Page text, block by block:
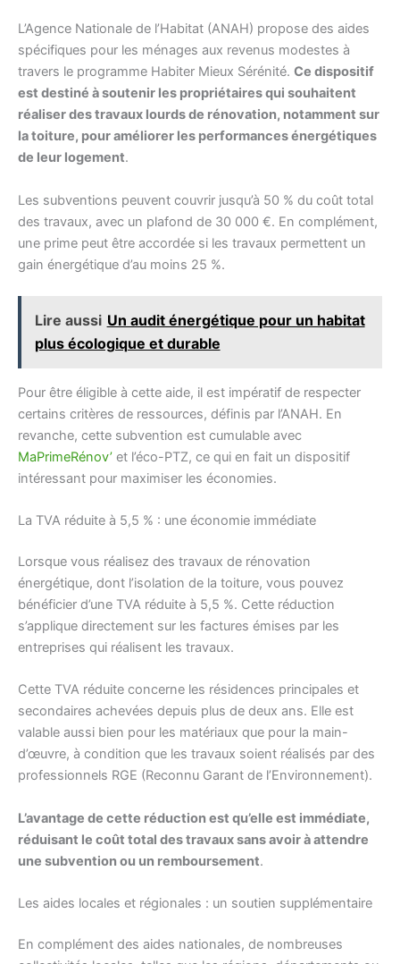
L’Agence Nationale de l’Habitat (ANAH) propose des aides
spécifiques pour les ménages aux revenus modestes à
travers le programme Habiter Mieux Sérénité. Ce dispositif
est destiné à soutenir les propriétaires qui souhaitent
réaliser des travaux lourds de rénovation, notamment sur
la toiture, pour améliorer les performances énergétiques
de leur logement.
Les subventions peuvent couvrir jusqu’à 50 % du coût total
des travaux, avec un plafond de 30 000 €. En complément,
une prime peut être accordée si les travaux permettent un
gain énergétique d’au moins 25 %.
Lire aussi Un audit énergétique pour un habitat
plus écologique et durable
Pour être éligible à cette aide, il est impératif de respecter
certains critères de ressources, définis par l’ANAH. En
revanche, cette subvention est cumulable avec
MaPrimeRénov’ et l’éco-PTZ, ce qui en fait un dispositif
intéressant pour maximiser les économies.
La TVA réduite à 5,5 % : une économie immédiate
Lorsque vous réalisez des travaux de rénovation
énergétique, dont l’isolation de la toiture, vous pouvez
bénéficier d’une TVA réduite à 5,5 %. Cette réduction
s’applique directement sur les factures émises par les
entreprises qui réalisent les travaux.
Cette TVA réduite concerne les résidences principales et
secondaires achevées depuis plus de deux ans. Elle est
valable aussi bien pour les matériaux que pour la main-
d’œuvre, à condition que les travaux soient réalisés par des
professionnels RGE (Reconnu Garant de l’Environnement).
L’avantage de cette réduction est qu’elle est immédiate,
réduisant le coût total des travaux sans avoir à attendre
une subvention ou un remboursement.
Les aides locales et régionales : un soutien supplémentaire
En complément des aides nationales, de nombreuses